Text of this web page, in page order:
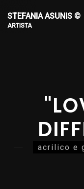
STEFANIA ASUNIS ©
ARTISTA
acrilico e